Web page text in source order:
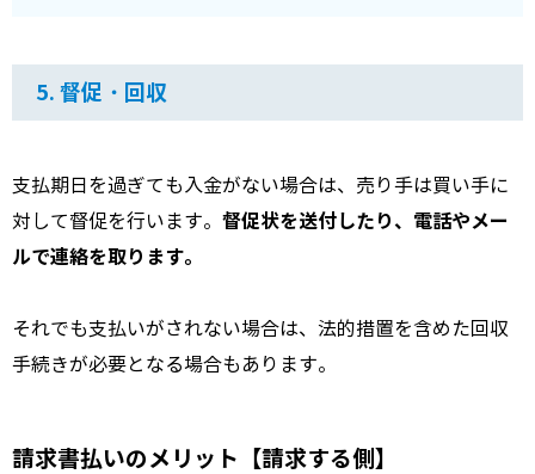
5. 督促・回収
支払期日を過ぎても入金がない場合は、 売り手は買い手に
対して督促を行います。 督促状を送付したり、電話やメー
ルで連絡を取ります。
それでも支払いがされない場合は、 法的措置を含めた回収
手続きが必要となる場合もあります。
請求書払いのメリット【請求する側】